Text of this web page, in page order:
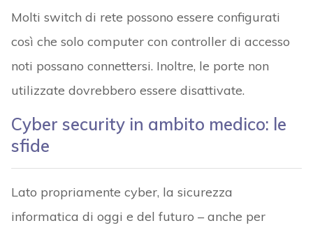
Molti switch di rete possono essere configurati
così che solo computer con controller di accesso
noti possano connettersi. Inoltre, le porte non
utilizzate dovrebbero essere disattivate.
Cyber security in ambito medico: le
sfide
Lato propriamente cyber, la sicurezza
informatica di oggi e del futuro – anche per